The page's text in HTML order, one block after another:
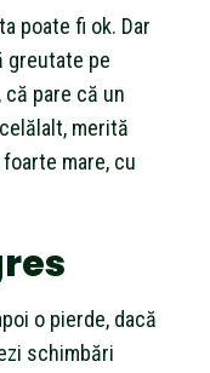
poate fi ok. Dar
greutate pe
pare că un
merită
mare, cu
o pierde, dacă
schimbări